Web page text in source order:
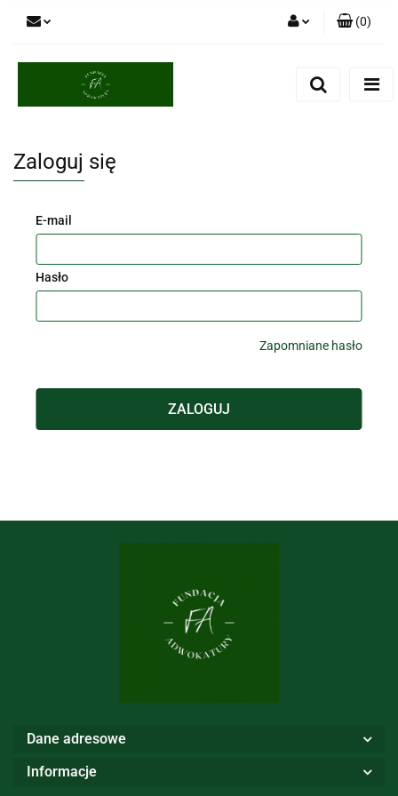
(0)
Zaloguj się
E-mail
Hasło
Zapomniane hasło
ZALOGUJ
Dane adresowe
Informacje